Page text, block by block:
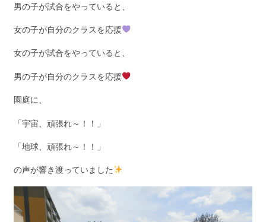
男の子が試合をやっていると、
女の子が自分のクラスを応援
女の子が試合をやっていると、
男の子が自分のクラスを応援
園庭に、
「宇宙、頑張れ～！！」
「地球、頑張れ～！！」
の声が響き渡っていました